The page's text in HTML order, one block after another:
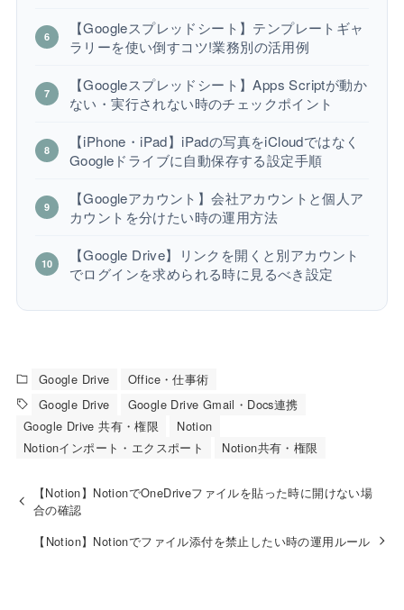
【Googleスプレッドシート】テンプレートギャ
ラリーを使い倒すコツ!業務別の活用例
【Googleスプレッドシート】Apps Scriptが動か
ない・実行されない時のチェックポイント
【iPhone・iPad】iPadの写真をiCloudではなく
Googleドライブに自動保存する設定手順
【Googleアカウント】会社アカウントと個人ア
カウントを分けたい時の運用方法
【Google Drive】リンクを開くと別アカウント
でログインを求められる時に見るべき設定
Google Drive
Office・仕事術
Google Drive
Google Drive Gmail・Docs連携
Google Drive 共有・権限
Notion
Notionインポート・エクスポート
Notion共有・権限
【Notion】NotionでOneDriveファイルを貼った時に開けない場
合の確認
【Notion】Notionでファイル添付を禁止したい時の運用ルール